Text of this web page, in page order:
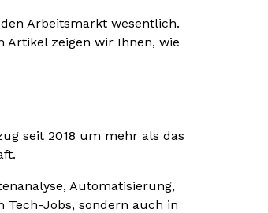
Arbeitsmarkt wesentlich.
Artikel zeigen wir Ihnen, wie
seit 2018 um mehr als das
Automatisierung,
Tech-Jobs, sondern auch in